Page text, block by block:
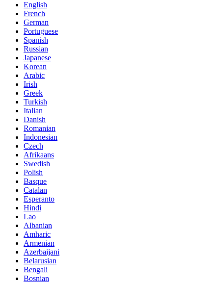
English
French
German
Portuguese
Spanish
Russian
Japanese
Korean
Arabic
Irish
Greek
Turkish
Italian
Danish
Romanian
Indonesian
Czech
Afrikaans
Swedish
Polish
Basque
Catalan
Esperanto
Hindi
Lao
Albanian
Amharic
Armenian
Azerbaijani
Belarusian
Bengali
Bosnian